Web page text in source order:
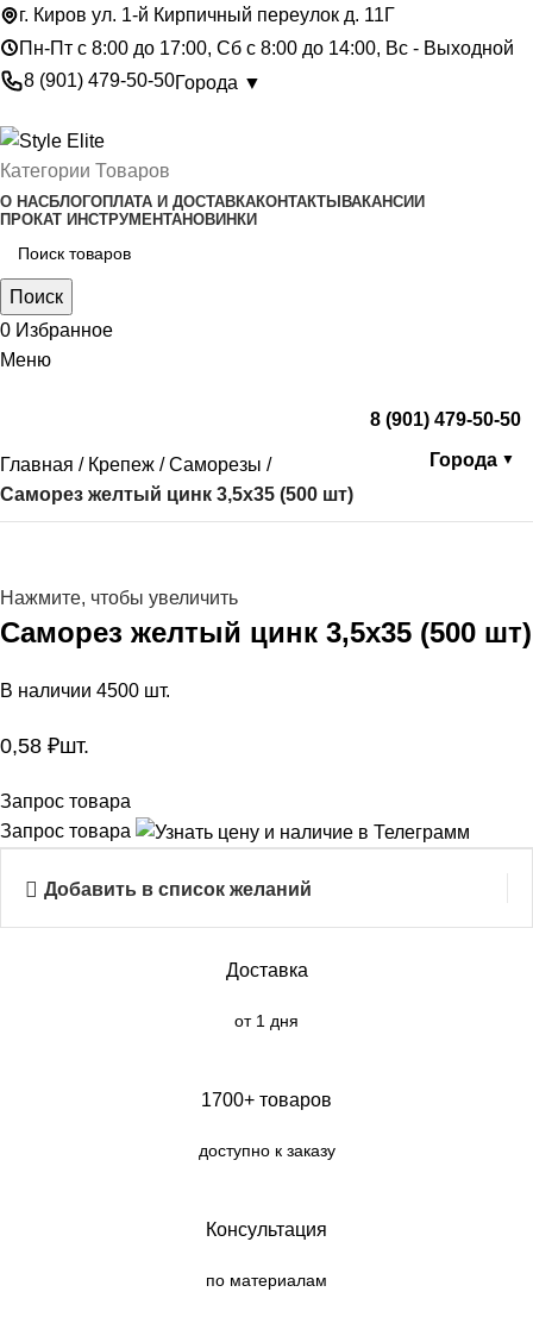
г. Киров ул. 1-й Кирпичный переулок д. 11Г
Пн-Пт с 8:00 до 17:00, Сб с 8:00 до 14:00, Вс - Выходной
8 (901) 479-50-50Города ▼
Категории Товаров
О НАСБЛОГОПЛАТА И ДОСТАВКАКОНТАКТЫ ВАКАНСИИ
ПРОКАТ ИНСТРУМЕНТАНОВИНКИ
Поиск
0 Избранное
Меню
8 (901) 479-50-50
Города ▼
Главная Крепеж
Саморезы
Саморез желтый цинк 3,5х35 (500 шт)
Нажмите, чтобы увеличить
Саморез желтый цинк 3,5х35 (500 шт)
В наличии 4500 шт.
0,58 ₽шт.
Запрос товара
Запрос товара
Добавить в список желаний
Доставка
от 1 дня
1700+ товаров
доступно к заказу
Консультация
по материалам